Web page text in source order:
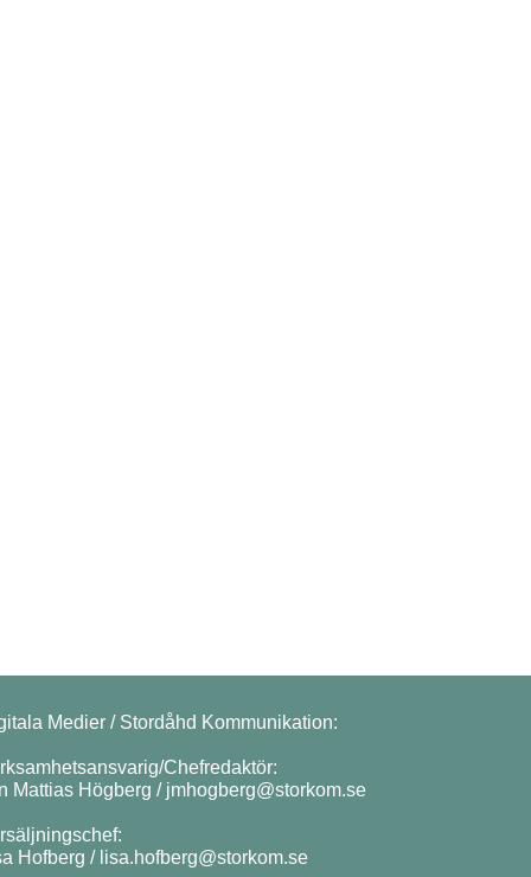
Medier / Stordåhd Kommunikation:
Chefredaktör:
Mattias Högberg / jmhogberg@storkom.se
Hofberg / lisa.hofberg@storkom.se